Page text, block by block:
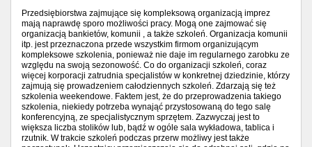
Przedsiębiorstwa zajmujące się kompleksową organizacją imprez
mają naprawdę sporo możliwości pracy. Mogą one zajmować się
organizacją bankietów, komunii , a także szkoleń. Organizacja komunii
itp. jest przeznaczona przede wszystkim firmom organizującym
kompleksowe szkolenia, ponieważ nie daje im regularnego zarobku ze
względu na swoją sezonowość. Co do organizacji szkoleń, coraz
więcej korporacji zatrudnia specjalistów w konkretnej dziedzinie, którzy
zajmują się prowadzeniem całodziennych szkoleń. Zdarzają się też
szkolenia weekendowe. Faktem jest, że do przeprowadzenia takiego
szkolenia, niekiedy potrzeba wynająć przystosowaną do tego salę
konferencyjną, ze specjalistycznym sprzętem. Zazwyczaj jest to
większa liczba stolików lub, bądź w ogóle sala wykładowa, tablica i
rzutnik. W trakcie szkoleń podczas przerw możliwy jest także